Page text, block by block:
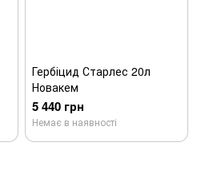
Гербіцид Старлес 20л
Новакем
5 440 грн
Немає в наявності